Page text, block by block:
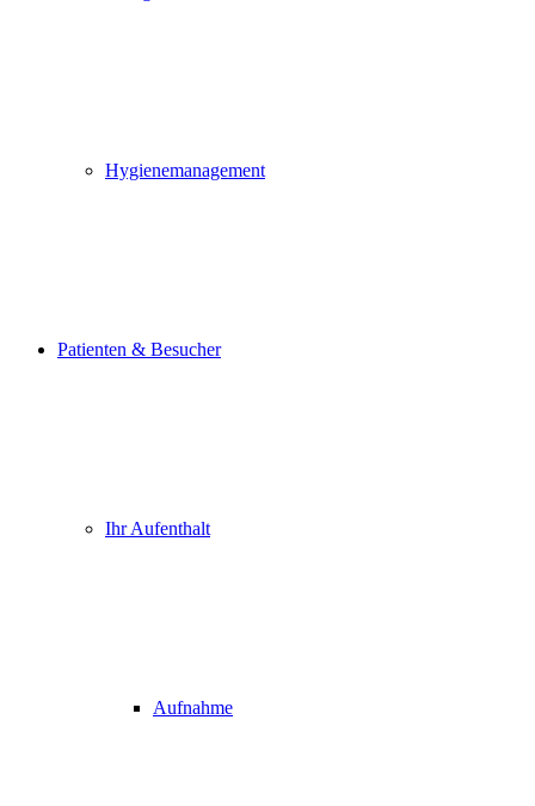
Hygienemanagement
Patienten & Besucher
Ihr Aufenthalt
Aufnahme